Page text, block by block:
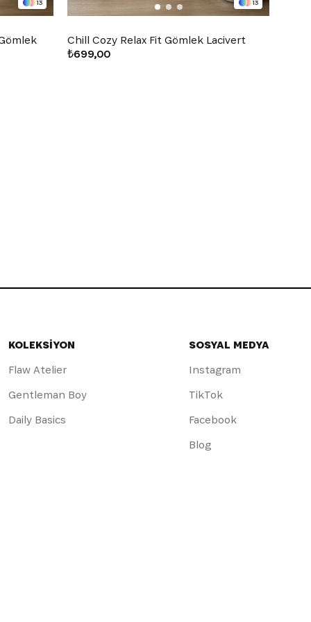
13 13
Chill Cozy Relax Fit Gömlek Lacivert
₺699,00
KOLEKSİYON
Flaw Atelier
Gentleman Boy
Daily Basics
SOSYAL MEDYA
Instagram
TikTok
Facebook
Blog